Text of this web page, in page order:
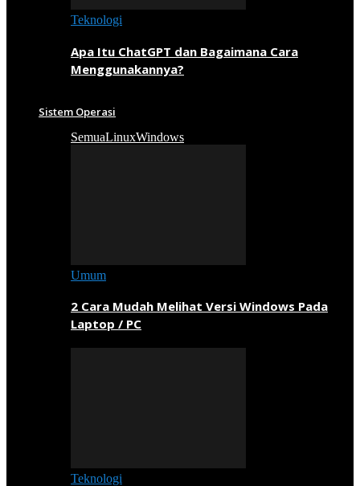
Teknologi
Apa Itu ChatGPT dan Bagaimana Cara
Menggunakannya?
Sistem Operasi
SemuaLinuxWindows
Umum
2 Cara Mudah Melihat Versi Windows Pada
Laptop / PC
Teknologi